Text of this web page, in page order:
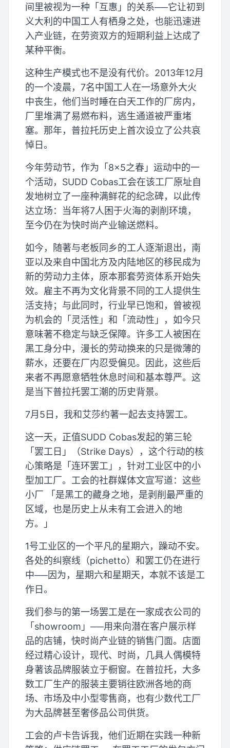
间里被视为一种「互惠」的关系──它让初到
义大利的中国工人有栖身之处，也能迅速进
入产业链，在劳资双方的短期利益上达成了
某种平衡。
这种生产模式也不是没有代价。2013年12月
的一个凌晨，7名中国工人在一场意外大火
中丧生，他们当时睡在白天工作的厂房内，
厂里堆满了易燃布料，逃生通道被严重堵
塞。那年，普拉托历史上首次设立了公共哀
悼日。
今年劳动节，作为「8×5之春」运动中的一
个活动，SUDD Cobas工会在该工厂原址自
发地树立了一座种满鲜花的纪念碑，以此传
达立场：当年将7人困于火海的剥削环境，
至今仍在为快时尚产业输送燃料。
如今，随著与老板同乡的工人逐渐退出，南
亚以及来自中国北方及内陆地区的移民成为
新的劳动力主体，原本那套劳资体系开始失
效。雇主不再为文化背景不同的工人提供生
活支持；与此同时，行业早已饱和，曾被视
为机会的「灵活性」和「流动性」，如今只
意味著不稳定与缺乏保障。许多工人被困在
黑工身分中，漫长的劳动换来的只是微薄的
薪水，还要在厂内忍受偏见。因此，这些后
来者不再愿意牺牲休息时间和基本尊严。这
是当下普拉托罢工潮的历史背景。
7月5日，我和艾莎约著一起去支持罢工。
这一天，正值SUDD Cobas发起的第三轮
「罢工日」（Strike Days），这个行动的核
心策略是「连环罢工」，针对工业区中的小
型加工厂。工会的社群媒体文宣写道：这些
小厂 「是黑工的藏身之地，是剥削最严重的
区域，也是历史上从未有工会进入的地
方。」
1号工业区的一个平凡的星期六，躁动不安。
各处的纠察线（pichetto）和罢工仍在进行
中──因为，星期六和星期天，本就不该是工
作日。
我们参与的第一场罢工是在一家成衣公司的
「showroom」──用来向潜在客户展示样
品的店铺，快时尚产业链的销售门面。店面
经过精心设计，现代、时尚，几具人偶模特
身著该品牌服装立于橱窗。在普拉托，大多
数工厂生产的服装主要销往欧洲各地的商
场、市场及中小型零售商，也有少数代工厂
为大品牌甚至奢侈品公司供货。
工会的卢卡告诉我，他们近期在实践一种新